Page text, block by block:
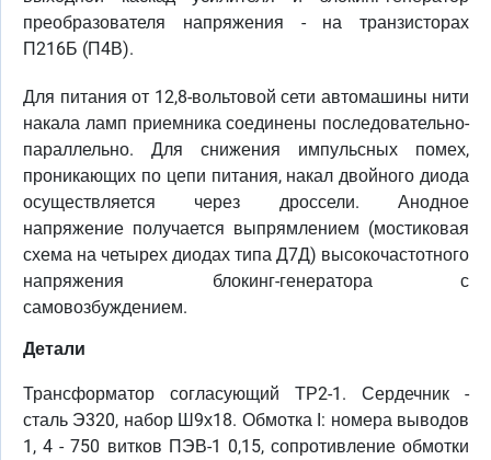
преобразователя напряжения - на транзисторах
П216Б (П4В).
Для питания от 12,8-вольтовой сети автомашины нити
накала ламп приемника соединены последовательно-
параллельно. Для снижения импульсных помех,
проникающих по цепи питания, накал двойного диода
осуществляется через дроссели. Анодное
напряжение получается выпрямлением (мостиковая
схема на четырех диодах типа Д7Д) высокочастотного
напряжения блокинг-генератора с
самовозбуждением.
Детали
Трансформатор согласующий ТР2-1. Сердечник -
сталь Э320, набор Ш9х18. Обмотка I: номера выводов
1, 4 - 750 витков ПЭВ-1 0,15, сопротивление обмотки